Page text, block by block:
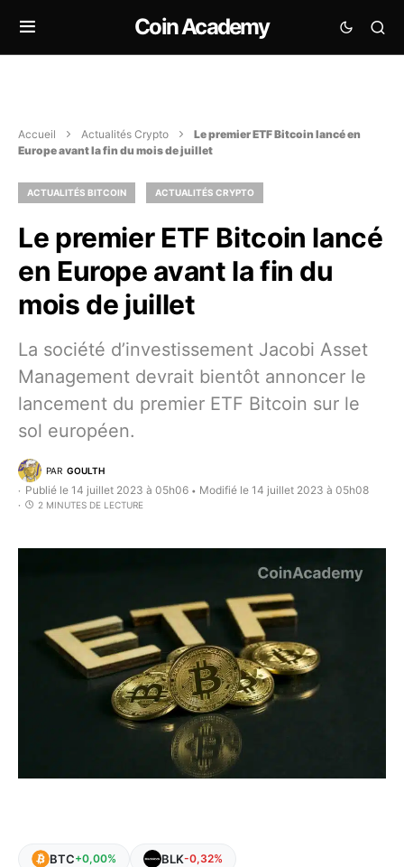
Coin Academy
Accueil Actualités Crypto
Le premier ETF Bitcoin lancé en
Europe avant la fin du mois de juillet
ACTUALITÉS BITCOIN ACTUALITÉS CRYPTO
Le premier ETF Bitcoin lancé
en Europe avant la fin du
mois de juillet
La société d’investissement Jacobi Asset
Management devrait bientôt annoncer le
lancement du premier ETF Bitcoin sur le
sol européen.
PAR GOULTH
Publié le 14 juillet 2023 à 05h06 • Modifié le 14 juillet 2023 à 05h08
2 MINUTES DE LECTURE
BTC+0,00% BLK-0,32%